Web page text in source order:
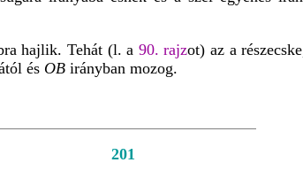
hajlik. Tehát (l. a 90. rajzot) az a
és OB irányban mozog.
201